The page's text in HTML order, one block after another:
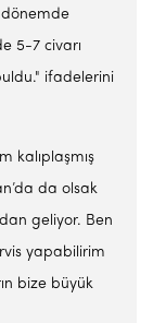
dönemde
5-7 civarı
ifadelerini
kalıplaşmış
da olsak
geliyor. Ben
yapabilirim
bize büyük